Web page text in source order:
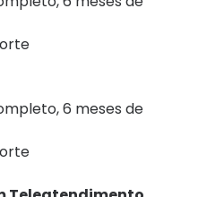
6 meses de